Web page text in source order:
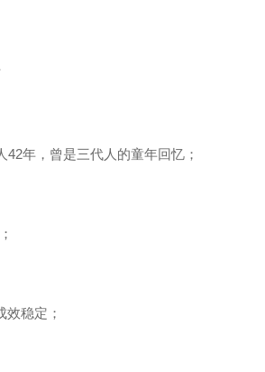
42年，曾是三代人的童年回忆；
稳定；